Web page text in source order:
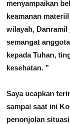
menyampaikan
keamanan
wilayah,
semangat
kepada Tuhan,
kesehatan. ”
Saya ucapkan
sampai saat ini
penonjolan